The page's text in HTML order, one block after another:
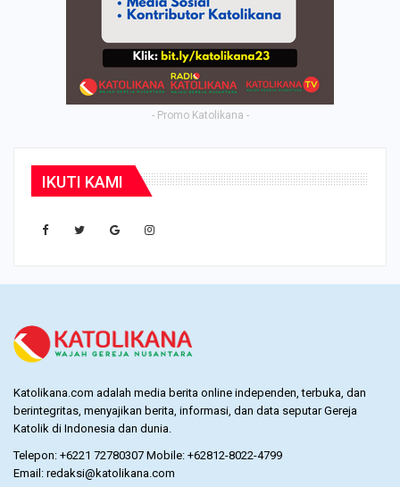
- Promo Katolikana -
IKUTI KAMI
Katolikana.com adalah media berita online independen, terbuka, dan
berintegritas, menyajikan berita, informasi, dan data seputar Gereja
Katolik di Indonesia dan dunia.
Telepon: +6221 72780307 Mobile: +62812-8022-4799
Email: redaksi@katolikana.com